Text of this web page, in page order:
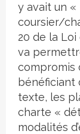
y avait un
coursier/
20 de la Loi
va
compromis
bénéficiant
texte, les
charte «
modalités